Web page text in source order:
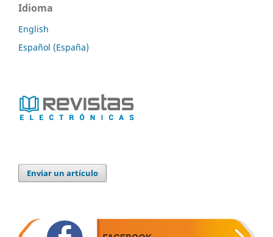
Idioma
English
Español (España)
Enviar un artículo